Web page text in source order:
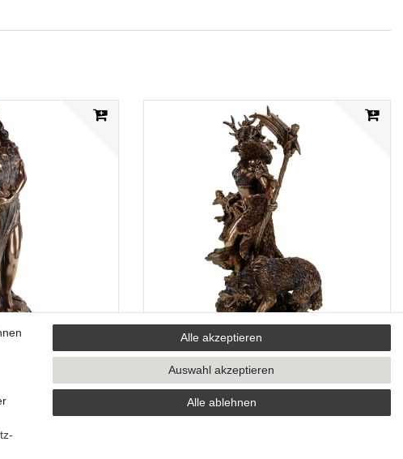
29 cm Römische
Veronese
bronziert –
Füllhorn für
Geschenkidee
Hel nordische Göttin der Unterwelt mit
Sichel Sammelfigur Figur Freya Tyr Odin
Alle akzeptieren
Alle ablehnen
Auswahl akzeptieren